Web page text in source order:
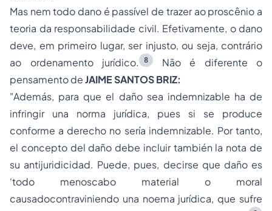
Mas nem todo dano é passível de trazer ao proscênio a
teoria da responsabilidade civil. Efetivamente, o dano
deve, em primeiro lugar, ser injusto, ou seja, contrário
ao ordenamento jurídico.
8
Não é diferente o
pensamento deJAIME SANTOS BRIZ:
"Además, para que el daño sea indemnizable ha de
infringir una norma jurídica, pues si se produce
conforme a derecho no sería indemnizable. Por tanto,
el concepto del daño debe incluir también la nota de
su antijuridicidad. Puede, pues, decirse que daño es
‘todo menoscabo material o moral
causadocontraviniendo una noema jurídica, que sufre